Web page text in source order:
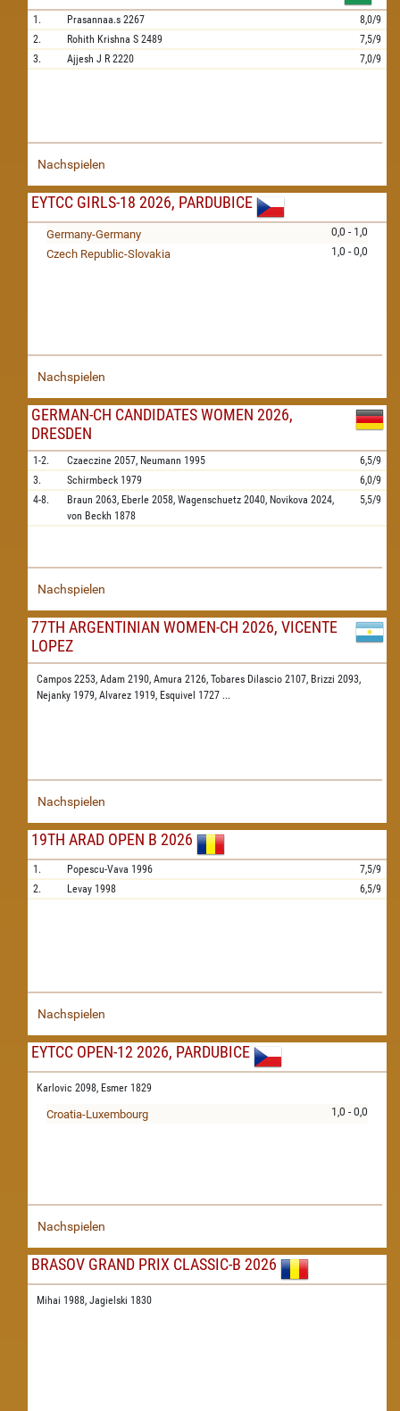
1. Prasannaa.s 2267
8,0/9
2.
Rohith Krishna S 2489
7,5/9
3.
Ajjesh J R 2220 7,0/9
Nachspielen
EYTCC GIRLS-18 2026, PARDUBICE
0,0 - 1,0
Germany-Germany
1,0 - 0,0
Czech Republic-Slovakia
Nachspielen
GERMAN-CH CANDIDATES WOMEN 2026,
DRESDEN
1-2. Czaeczine 2057, Neumann 1995
6,5/9
3.
Schirmbeck 1979
6,0/9
4-8.
Braun 2063, Eberle 2058, Wagenschuetz 2040, Novikova 2024,
von Beckh 1878
5,5/9
Nachspielen
77TH ARGENTINIAN WOMEN-CH 2026, VICENTE
LOPEZ
Campos 2253, Adam 2190, Amura 2126, Tobares Dilascio 2107, Brizzi 2093,
Nejanky 1979, Alvarez 1919, Esquivel 1727 ...
Nachspielen
19TH ARAD OPEN B 2026
1. Popescu-Vava 1996
7,5/9
2.
Levay 1998 6,5/9
Nachspielen
EYTCC OPEN-12 2026, PARDUBICE
Karlovic 2098, Esmer 1829
1,0 - 0,0
Croatia-Luxembourg
Nachspielen
BRASOV GRAND PRIX CLASSIC-B 2026
Mihai 1988, Jagielski 1830